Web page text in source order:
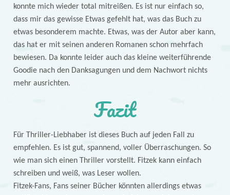
konnte mich wieder total mitreißen. Es ist nur einfach so,
dass mir das gewisse Etwas gefehlt hat, was das Buch zu
etwas besonderem machte. Etwas, was der Autor aber kann,
das hat er mit seinen anderen Romanen schon mehrfach
bewiesen. Da konnte leider auch das kleine weiterführende
Goodie nach den Danksagungen und dem Nachwort nichts
mehr ausrichten.
Fazit
Für Thriller-Liebhaber ist dieses Buch auf jeden Fall zu
empfehlen. Es ist gut, spannend, voller Überraschungen. So
wie man sich einen Thriller vorstellt. Fitzek kann einfach
schreiben und weiß, was Leser wollen.
Fitzek-Fans, Fans seiner Bücher könnten allerdings etwas